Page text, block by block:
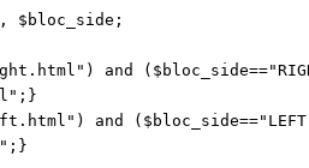
$bloc_side;
and
and